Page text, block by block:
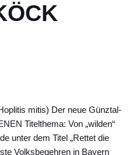
mitis) Der neue Günztal-
Titelthema: Von „wilden“
unter dem Titel „Rettet die
Volksbegehren in Bayern